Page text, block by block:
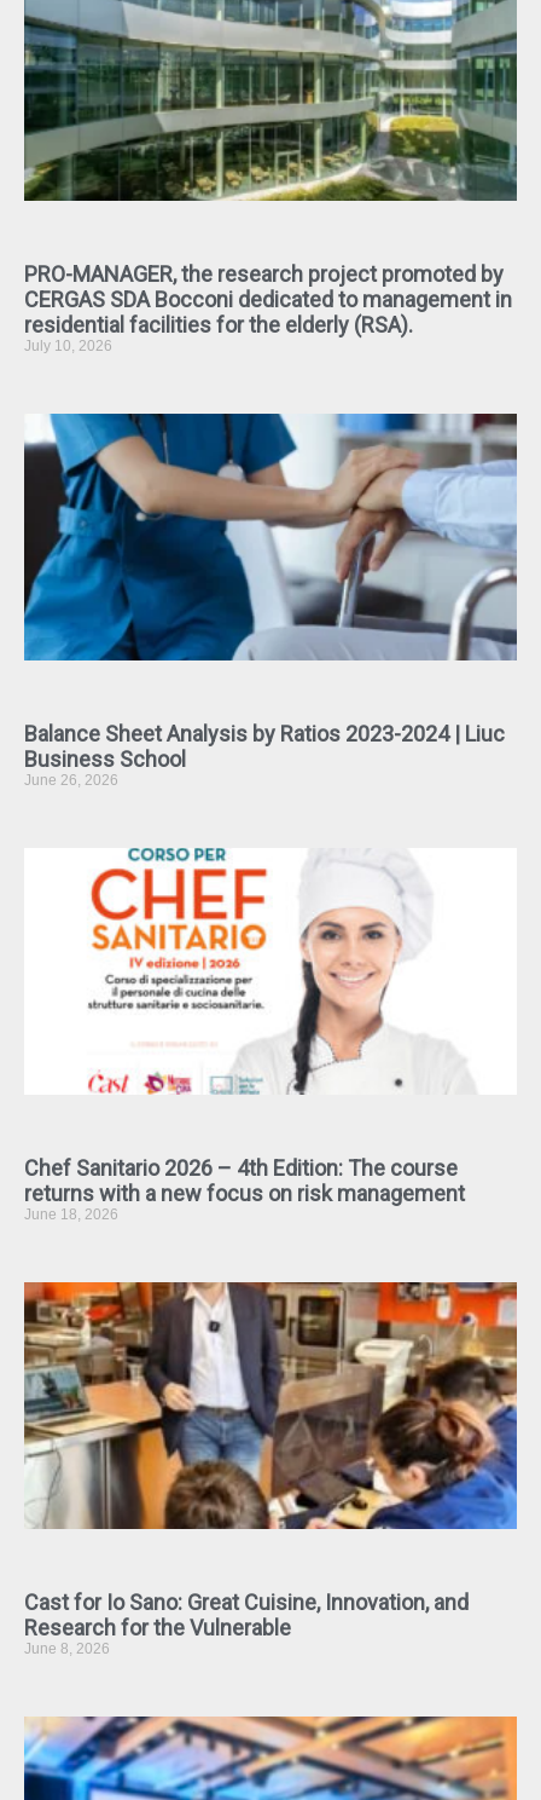
PRO-MANAGER, the research project promoted by
CERGAS SDA Bocconi dedicated to management in
residential facilities for the elderly (RSA).
July 10, 2026
Balance Sheet Analysis by Ratios 2023-2024 | Liuc
Business School
June 26, 2026
Chef Sanitario 2026 – 4th Edition: The course
returns with a new focus on risk management
June 18, 2026
Cast for Io Sano: Great Cuisine, Innovation, and
Research for the Vulnerable
June 8, 2026